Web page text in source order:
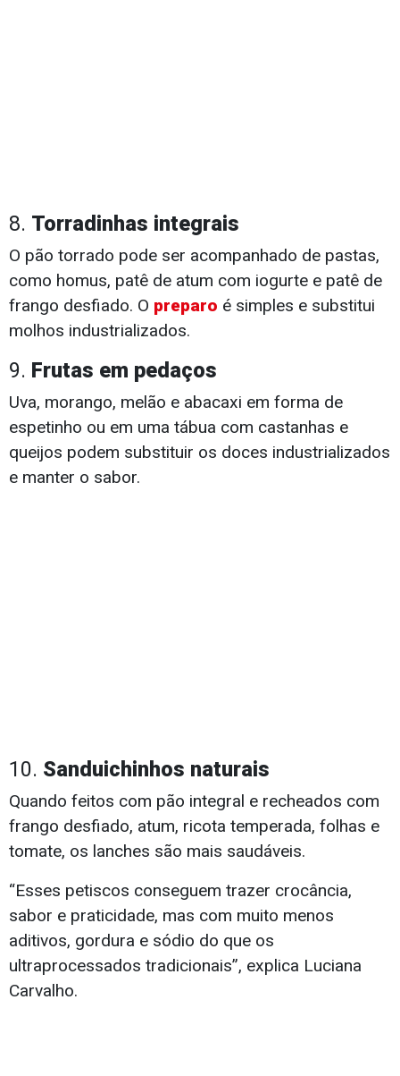
8. Torradinhas integrais
O pão torrado pode ser acompanhado de pastas,
como homus, patê de atum com iogurte e patê de
frango desfiado. O preparo é simples e substitui
molhos industrializados.
9. Frutas em pedaços
Uva, morango, melão e abacaxi em forma de
espetinho ou em uma tábua com castanhas e
queijos podem substituir os doces industrializados
e manter o sabor.
10. Sanduichinhos naturais
Quando feitos com pão integral e recheados com
frango desfiado, atum, ricota temperada, folhas e
tomate, os lanches são mais saudáveis.
“Esses petiscos conseguem trazer crocância,
sabor e praticidade, mas com muito menos
aditivos, gordura e sódio do que os
ultraprocessados tradicionais”, explica Luciana
Carvalho.